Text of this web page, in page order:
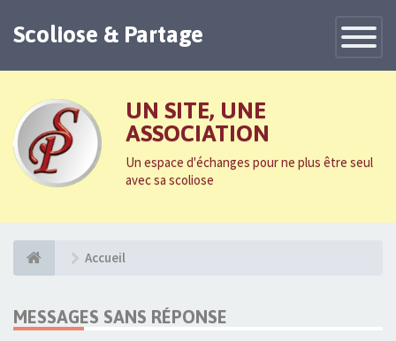
Toggle
Scoliose & Partage
UN SITE, UNE
ASSOCIATION
Un espace d'échanges pour ne plus être seul
avec sa scoliose
Accueil
MESSAGES SANS RÉPONSE